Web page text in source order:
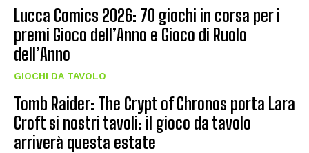
Lucca Comics 2026: 70 giochi in corsa per i
premi Gioco dell’Anno e Gioco di Ruolo
dell’Anno
GIOCHI DA TAVOLO
Tomb Raider: The Crypt of Chronos porta Lara
Croft si nostri tavoli: il gioco da tavolo
arriverà questa estate